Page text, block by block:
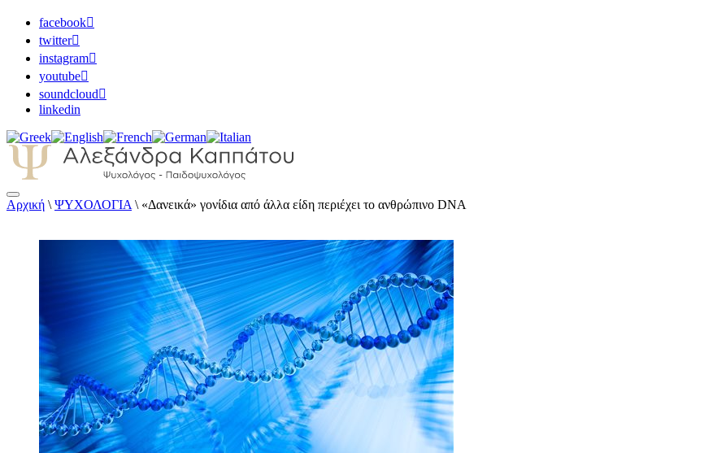
facebook
twitter
instagram
youtube
soundcloud
linkedin
Αλεξάνδρα Καππάτου Ψυχολόγος – Παιδοψυχολόγος
Αρχική \ ΨΥΧΟΛΟΓΙΑ \ «Δανεικά» γονίδια από άλλα είδη περιέχει το ανθρώπινο DNA